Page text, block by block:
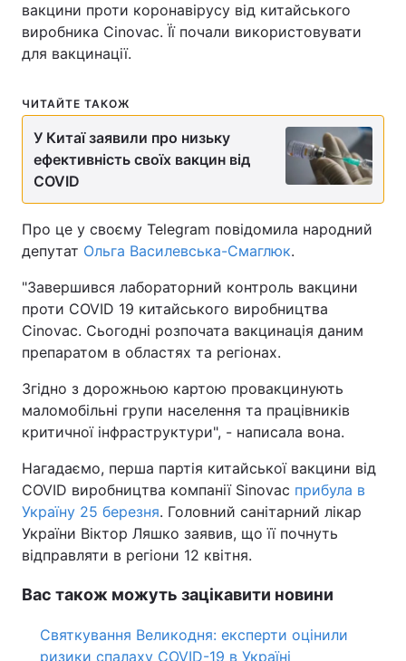
Спорт Наука
Зброя Інциденти
Здоров'я
Цікавинки Погода
Інтерв'ю Думки
Контакти
ПОСЛУГИ
Реклама на сайті Фотобанк
вакцини проти коронавірусу від китайського
виробника Cinovac. Її почали використовувати
для вакцинації.
ЧИТАЙТЕ ТАКОЖ
У Китаї заявили про низьку
ефективність своїх вакцин від
COVID
Про це у своєму Telegram повідомила народний
депутат Ольга Василевська-Смаглюк.
"Завершився лабораторний контроль вакцини
проти COVID 19 китайського виробництва
Cinovac. Сьогодні розпочата вакцинація даним
препаратом в областях та регіонах.
Згідно з дорожньою картою провакцинують
маломобільні групи населення та працівників
критичної інфраструктури", - написала вона.
Нагадаємо, перша партія китайської вакцини від
COVID виробництва компанії Sinovac прибула в
Україну 25 березня. Головний санітарний лікар
України Віктор Ляшко заявив, що її почнуть
відправляти в регіони 12 квітня.
Вас також можуть зацікавити новини
Святкування Великодня: експерти оцінили
ризики спалаху COVID-19 в Україні